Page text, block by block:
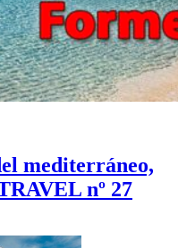
mediterráneo,
nº 27